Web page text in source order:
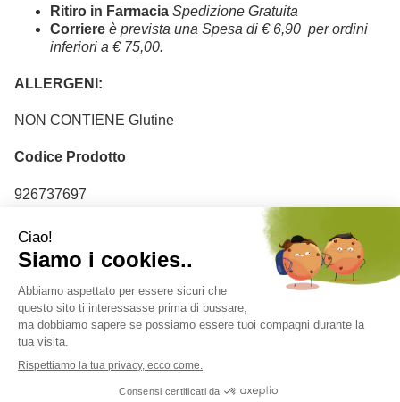
Ritiro in Farmacia Spedizione Gratuita
Corriere è prevista una Spesa di € 6,90 per ordini
inferiori a € 75,00.
ALLERGENI:
NON CONTIENE Glutine
Codice Prodotto
926737697
Codice Ean
8024825000351
Farmacia Adamo del Dott. Antonio Ferdinando Salvo - Corso V. Emanuele
n. 178 - 97013 Comiso (RG) Italia ordini@farmaciadamonline.it
versione desktop